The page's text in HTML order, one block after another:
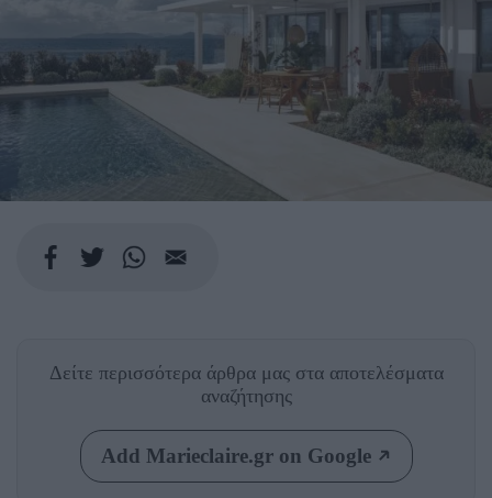
Δείτε περισσότερα άρθρα μας στα αποτελέσματα
αναζήτησης
Add Marieclaire.gr on Google